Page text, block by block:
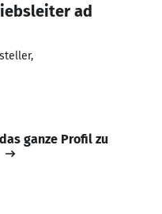
ad
ganze Profil zu